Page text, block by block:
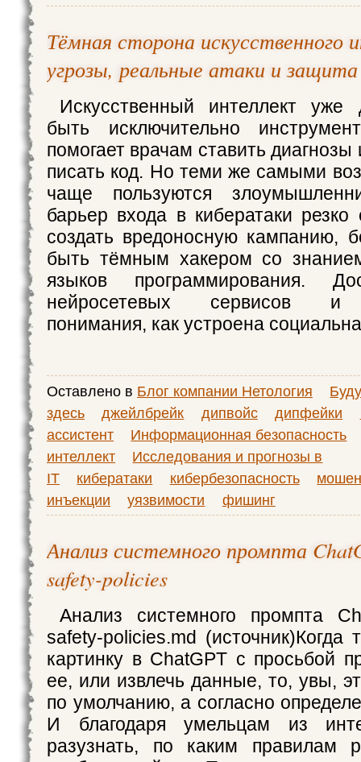
Тёмная сторона искусственного
угрозы, реальные атаки и защита
Искусственный интеллект уже
быть исключительно
помогает врачам ставить
писать код. Но теми же самыми
чаще пользуются
барьер входа в кибератаки резко
создать вредоносную кампанию,
быть тёмным хакером со
языков программирования.
нейросетевых сервисов и
понимания, как устроена
Оставлено в Блог компании Нетология
здесь
джейлбрейк дипвойс дипфейки
ассистент
Информационная безопасность
интеллект
Исследования и прогнозы в
IT
кибератаки кибербезопасность
инъекции
уязвимости фишинг
Анализ системного промпта
safety-policies
Анализ системного промпта
safety-policies.md
картинку в ChatGPT с просьбой
ее, или извлечь данные, то, увы,
по умолчанию, а согласно
И благодаря умельцам из
разузнать, по каким правилам